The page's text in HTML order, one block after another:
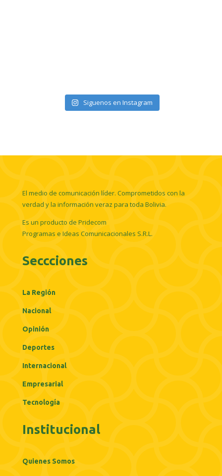
Siguenos en Instagram
El medio de comunicación líder. Comprometidos con la
verdad y la información veraz para toda Bolivia.
Es un producto de Pridecom
Programas e Ideas Comunicacionales S.R.L.
Seccciones
La Región
Nacional
Opinión
Deportes
Internacional
Empresarial
Tecnología
Institucional
Quienes Somos